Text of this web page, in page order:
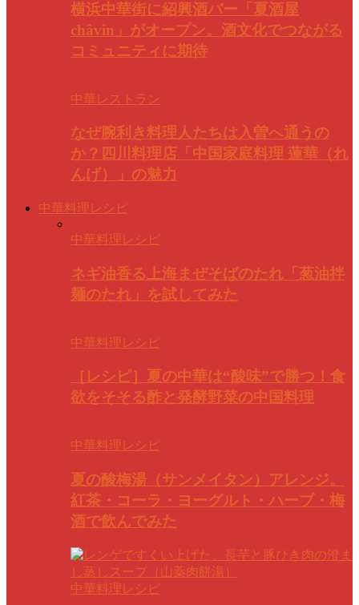
横浜中華街に紹興酒バー「夏酒屋
châvin」がオープン。酒文化でつながる
コミュニティに期待
中華レストラン
なぜ腕利き料理人たちは入曽へ通うの
か？四川料理店「中国家庭料理 蓮華（れ
んげ）」の魅力
中華料理レシピ
中華料理レシピ
ネギ油香る上海まぜそばのたれ「葱油拌
麺のたれ」を試してみた
中華料理レシピ
［レシピ］夏の中華は“酸味”で勝つ！食
欲をそそる酢と発酵野菜の中国料理
中華料理レシピ
夏の酸梅湯（サンメイタン）アレンジ。
紅茶・コーラ・ヨーグルト・ハーブ・梅
酒で飲んでみた
中華料理レシピ